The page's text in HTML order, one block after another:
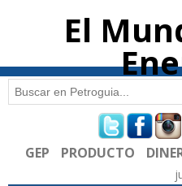
El
Formulario de
Buscar
GEP PRODUCTO